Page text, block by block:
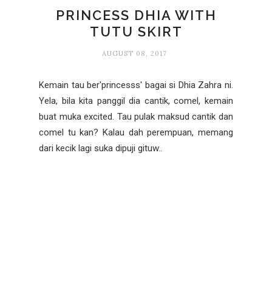
PRINCESS DHIA WITH
TUTU SKIRT
AUGUST 08, 2017
Kemain tau ber'princesss' bagai si Dhia Zahra ni.
Yela, bila kita panggil dia cantik, comel, kemain
buat muka excited. Tau pulak maksud cantik dan
comel tu kan? Kalau dah perempuan, memang
dari kecik lagi suka dipuji gituw..